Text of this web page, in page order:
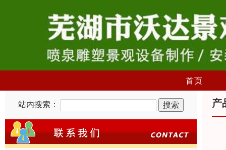
首页
站内搜索： 产